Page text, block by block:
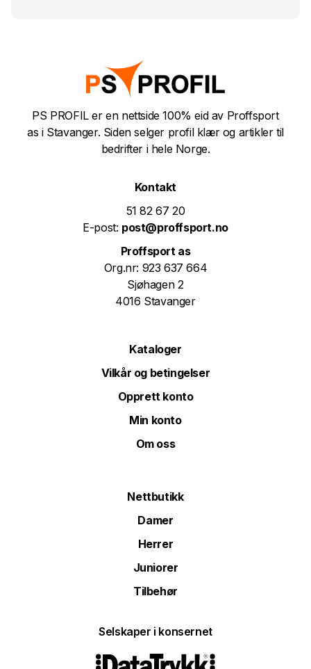
PS PROFIL er en nettside 100% eid av Proffsport
as i Stavanger. Siden selger profil klær og artikler til
bedrifter i hele Norge.
Kontakt
51 82 67 20
E-post: post@proffsport.no
Proffsport as
Org.nr: 923 637 664
Sjøhagen 2
4016 Stavanger
Kataloger
Vilkår og betingelser
Opprett konto
Min konto
Om oss
Nettbutikk
Damer
Herrer
Juniorer
Tilbehør
Selskaper i konsernet